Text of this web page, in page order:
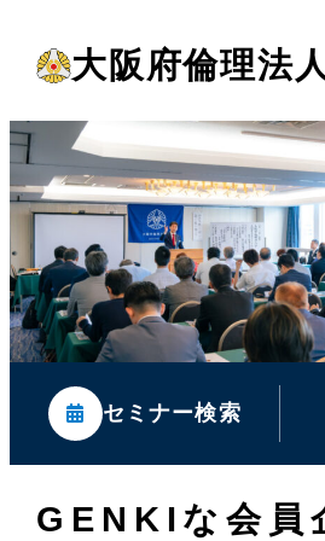
コ
ン
テ
ン
ツ
へ
大阪府倫理法
セミナー検索
GENKIな会員